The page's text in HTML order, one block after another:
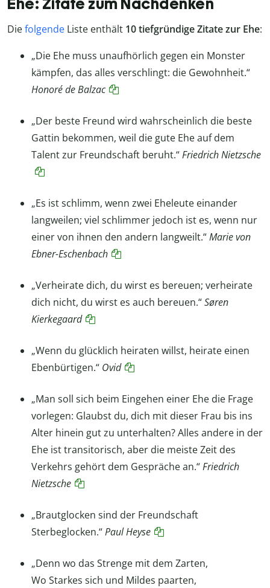
Diefolgende Liste enthält 10 tiefgründige Zitate zur Ehe:
„Die Ehe muss unaufhörlich gegen ein Monster
kämpfen, das alles verschlingt: die Gewohnheit.“
Honoré de Balzac
„Der beste Freund wird wahrscheinlich die beste
Gattin bekommen, weil die gute Ehe auf dem
Talent zur Freundschaft beruht.“Friedrich Nietzsche
„Es ist schlimm, wenn zwei Eheleute einander
langweilen; viel schlimmer jedoch ist es, wenn nur
einer von ihnen den andern langweilt.“Marie von
Ebner-Eschenbach
„Verheirate dich, du wirst es bereuen; verheirate
dich nicht, du wirst es auch bereuen.“Søren
Kierkegaard
„Wenn du glücklich heiraten willst, heirate einen
Ebenbürtigen.“ Ovid
„Man soll sich beim Eingehen einer Ehe die Frage
vorlegen: Glaubst du, dich mit dieser Frau bis ins
Alter hinein gut zu unterhalten? Alles andere in der
Ehe ist transitorisch, aber die meiste Zeit des
Verkehrs gehört dem Gespräche an.“Friedrich
Nietzsche
„Brautglocken sind der Freundschaft
Sterbeglocken.“Paul Heyse
„Denn wo das Strenge mit dem Zarten,
Wo Starkes sich und Mildes paarten,